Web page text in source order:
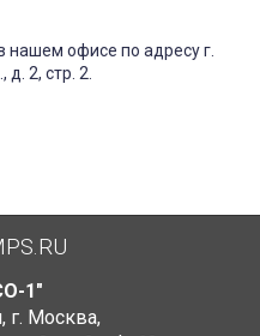
офисе по адресу г.
2, стр. 2.
1"
, г. Москва,